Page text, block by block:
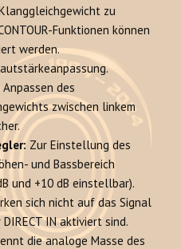
zu
Funktionen können
werden.
Anpassen des
zwischen linkem
Zur Einstellung des
und Bassbereich
und +10 dB einstellbar).
sich nicht auf das Signal
IN aktiviert sind.
die analoge Masse des